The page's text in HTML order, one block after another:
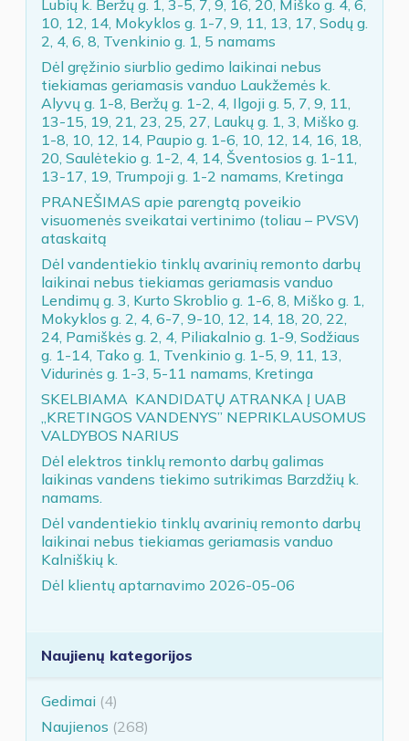
Lubių k. Beržų g. 1, 3-5, 7, 9, 16, 20, Miško g. 4, 6,
10, 12, 14, Mokyklos g. 1-7, 9, 11, 13, 17, Sodų g.
2, 4, 6, 8, Tvenkinio g. 1, 5 namams
Dėl gręžinio siurblio gedimo laikinai nebus
tiekiamas geriamasis vanduo Laukžemės k.
Alyvų g. 1-8, Beržų g. 1-2, 4, Ilgoji g. 5, 7, 9, 11,
13-15, 19, 21, 23, 25, 27, Laukų g. 1, 3, Miško g.
1-8, 10, 12, 14, Paupio g. 1-6, 10, 12, 14, 16, 18,
20, Saulėtekio g. 1-2, 4, 14, Šventosios g. 1-11,
13-17, 19, Trumpoji g. 1-2 namams, Kretinga
PRANEŠIMAS apie parengtą poveikio
visuomenės sveikatai vertinimo (toliau – PVSV)
ataskaitą
Dėl vandentiekio tinklų avarinių remonto darbų
laikinai nebus tiekiamas geriamasis vanduo
Lendimų g. 3, Kurto Skroblio g. 1-6, 8, Miško g. 1,
Mokyklos g. 2, 4, 6-7, 9-10, 12, 14, 18, 20, 22,
24, Pamiškės g. 2, 4, Piliakalnio g. 1-9, Sodžiaus
g. 1-14, Tako g. 1, Tvenkinio g. 1-5, 9, 11, 13,
Vidurinės g. 1-3, 5-11 namams, Kretinga
SKELBIAMA KANDIDATŲ ATRANKA Į UAB
„KRETINGOS VANDENYS” NEPRIKLAUSOMUS
VALDYBOS NARIUS
Dėl elektros tinklų remonto darbų galimas
laikinas vandens tiekimo sutrikimas Barzdžių k.
namams.
Dėl vandentiekio tinklų avarinių remonto darbų
laikinai nebus tiekiamas geriamasis vanduo
Kalniškių k.
Dėl klientų aptarnavimo 2026-05-06
Naujienų kategorijos
Gedimai (4)
Naujienos (268)